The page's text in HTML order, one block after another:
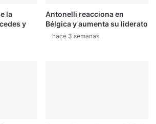
la
y
Antonelli reacciona en
Bélgica y aumenta su liderato
hace 3 semanas